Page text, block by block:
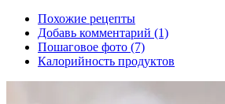
Похожие рецепты
Добавь комментарий (1)
Пошаговое фото (7)
Калорийность продуктов